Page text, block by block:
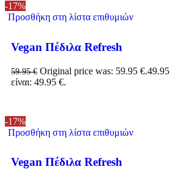
-17%
Προσθήκη στη λίστα επιθυμιών
Vegan Πέδιλα Refresh
59.95€ Original price was: 59.95 €.49.95
είναι: 49.95 €.
-17%
Προσθήκη στη λίστα επιθυμιών
Vegan Πέδιλα Refresh